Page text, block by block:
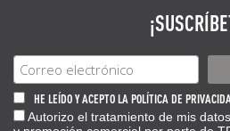
HE LEÍDO Y ACEPTO LA POLÍTICA DE
Autorizo el tratamiento de mis